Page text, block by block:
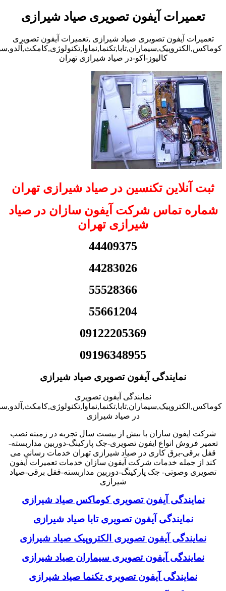
تعمیرات آیفون تصویری صیاد شیرازی
تعمیرات آیفون تصویری صیاد شیرازی ,تعمیرات آیفون تصویری
کالیوز-اکو-در صیاد شیرازی تهران
ثبت آنلاین تکنسین در صیاد شیرازی تهران
شماره تماس شرکت آیفون سازان در صیاد
شیرازی تهران
44409375
44283026
55528366
55661204
09122205369
09196348955
نمایندگی آیفون تصویری صیاد شیرازی
نمایندگی آیفون تصویری
در صیاد شیرازی
شرکت ایفون سازان با بیش از بیست سال تجربه در زمینه نصب
تعمیر فروش انواع ایفون تصویری-جک پارکینگ-دوربین مداربسته-
قفل برقی-برق کاری در صیاد شیرازی تهران خدمات رسانی می
کند از جمله خدمات شرکت آیفون سازان خدمات تعمیرات آیفون
تصویری وصوتی- جک پارکینگ-دوربین مداربسته-قفل برقی-صیاد
شیرازی
نمایندگی آیفون تصویری کوماکس صیاد شیرازی
نمایندگی آیفون تصویری تابا صیاد شیرازی
نمایندگی آیفون تصویری الکتروپیک صیاد شیرازی
نمایندگی آیفون تصویری سیماران صیاد شیرازی
نمایندگی آیفون تصویری تکنما صیاد شیرازی